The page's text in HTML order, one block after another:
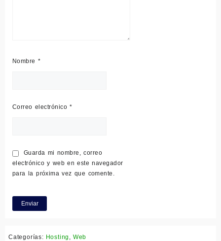
Nombre *
Correo electrónico*
Guarda mi nombre, correo
electrónico y web en este navegador
para la próxima vez que comente.
Categorías: Hosting , Web